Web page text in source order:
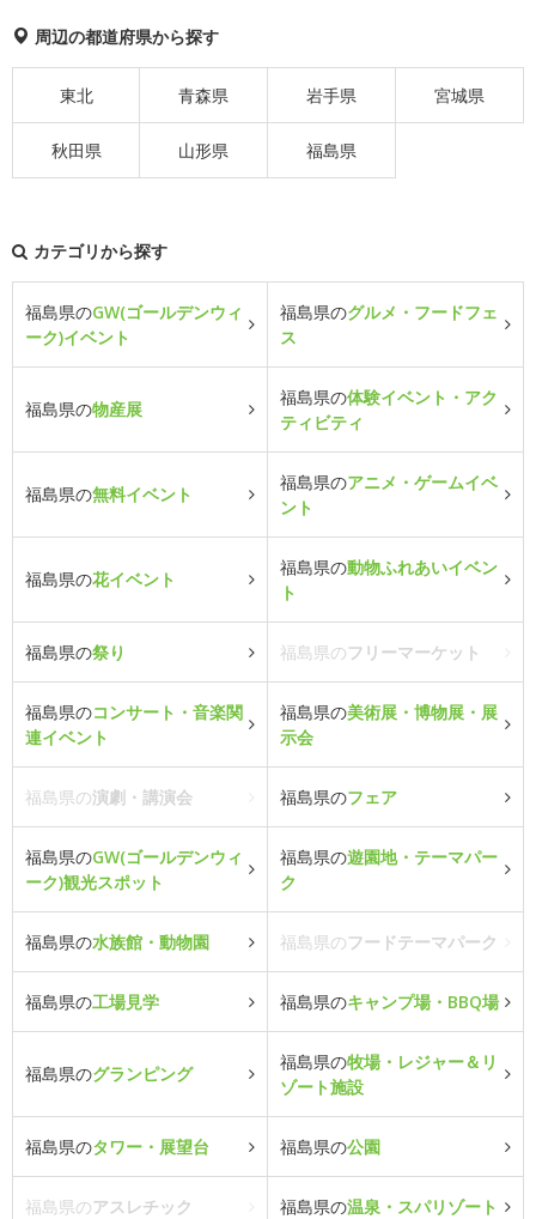
周辺の都道府県から探す
東北 青森県 岩手県 宮城県
秋田県 山形県 福島県
カテゴリから探す
福島県のGW(ゴールデンウィ
ーク)イベント
福島県のグルメ・フードフェ
ス
福島県の物産展
福島県の体験イベント・アク
ティビティ
福島県の無料イベント
福島県のアニメ・ゲームイベ
ント
福島県の花イベント
福島県の動物ふれあいイベン
ト
福島県の祭り 福島県のフリーマーケット
福島県のコンサート・音楽関
連イベント
福島県の美術展・博物展・展
示会
福島県の演劇・講演会 福島県のフェア
福島県のGW(ゴールデンウィ
ーク)観光スポット
福島県の遊園地・テーマパー
ク
福島県の水族館・動物園 福島県のフードテーマパーク
福島県の工場見学 福島県のキャンプ場・BBQ場
福島県のグランピング
福島県の牧場・レジャー＆リ
ゾート施設
福島県のタワー・展望台 福島県の公園
福島県のアスレチック 福島県の温泉・スパリゾート